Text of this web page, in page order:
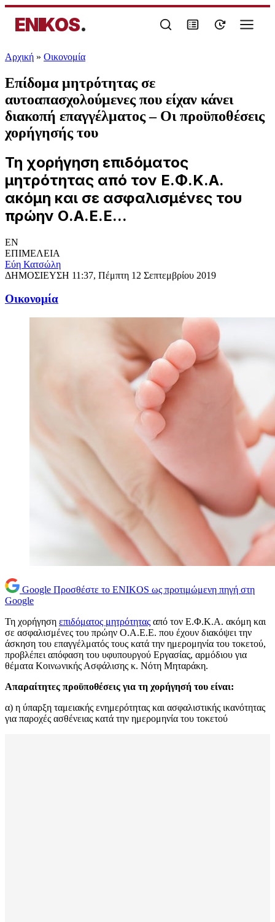
ENIKOS.
Αρχική » Oικονομία
Επίδομα μητρότητας σε
αυτοαπασχολούμενες που είχαν κάνει
διακοπή επαγγέλματος – Οι προϋποθέσεις
χορήγησής του
Τη χορήγηση επιδόματος
μητρότητας από τον Ε.Φ.Κ.Α.
ακόμη και σε ασφαλισμένες του
πρώην Ο.Α.Ε.Ε...
EN
ΕΠΙΜΕΛΕΙΑ
Εύη Κατσώλη
ΔΗΜΟΣΙΕΥΣΗ 11:37, Πέμπτη 12 Σεπτεμβρίου 2019
Oικονομία
Google Προσθέστε το ENIKOS ως προτιμώμενη πηγή στη
Google
Τη χορήγηση επιδόματος μητρότητας από τον Ε.Φ.Κ.Α. ακόμη και
σε ασφαλισμένες του πρώην Ο.Α.Ε.Ε. που έχουν διακόψει την
άσκηση του επαγγέλματός τους κατά την ημερομηνία του τοκετού,
προβλέπει απόφαση του υφυπουργού Εργασίας, αρμόδιου για
θέματα Κοινωνικής Ασφάλισης κ. Νότη Μηταράκη.
Απαραίτητες προϋποθέσεις για τη χορήγησή του είναι:
α) η ύπαρξη ταμειακής ενημερότητας και ασφαλιστικής ικανότητας
για παροχές ασθένειας κατά την ημερομηνία του τοκετού